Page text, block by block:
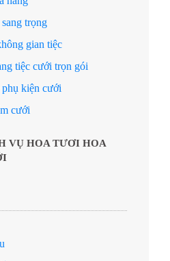
trọng
gian tiệc
tiệc cưới trọn gói
phụ kiện cưới
cưới
VỤ HOA TƯƠI HOA